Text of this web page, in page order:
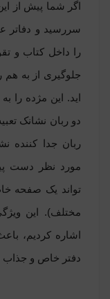
اگر شما پیش از
سررسید و دفاتر
را داخل کتاب و
جلوگیری از به
اید . این مژده را
دو ربان نشانک
ربان جدا کننده
مورد نظر دست
تواند یک صفحه
مختلف). این
اشاره کردیم،
دفتر خاص و